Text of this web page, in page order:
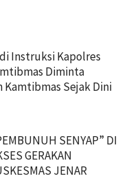
Instruksi Kapolres
Diminta
Kamtibmas Sejak Dini
SENYAP” DI
GERAKAN
JENAR